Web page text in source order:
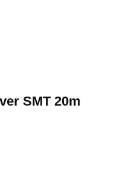
SMT 20m